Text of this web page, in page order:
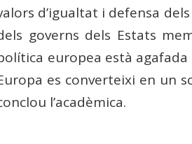
d’igualtat i defensa
governs dels Estats
europea està
es converteixi en un
l’acadèmica.